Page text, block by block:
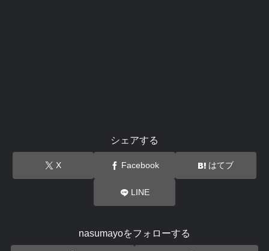
シェアする
X Facebook はてブ
LINE
nasumayoをフォローする